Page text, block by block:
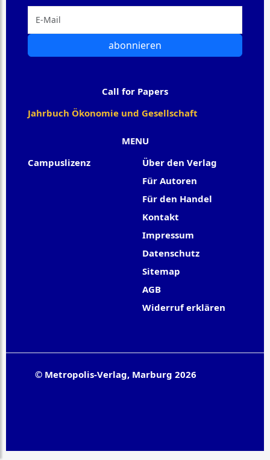
MENU
Campuslizenz
Über den Verlag
Für Autoren
Für den Handel
Kontakt
Impressum
Datenschutz
Sitemap
AGB
Widerruf erklären
abonnieren
Call for Papers
Jahrbuch Ökonomie und Gesellschaft
© Metropolis-Verlag, Marburg 2026